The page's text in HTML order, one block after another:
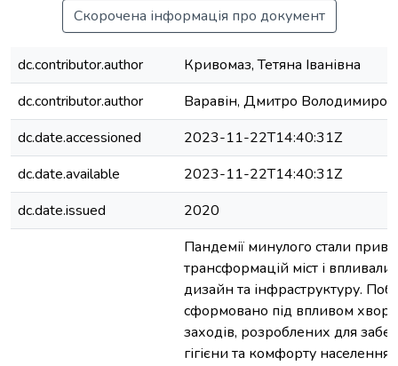
Скорочена інформація про документ
dc.contributor.author
Кривомаз, Тетяна Іванівна
dc.contributor.author
Варавін, Дмитро
dc.date.accessioned
2023-11-22T14:40:31Z
dc.date.available
2023-11-22T14:40:31Z
dc.date.issued
2020
Пандемії минулого стали
трансформацій міст і впливали
дизайн та інфраструктуру.
сформовано під впливом
заходів, розроблених для
гігієни та комфорту населення.